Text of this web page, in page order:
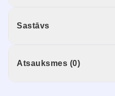
Sastāvs
Atsauksmes (0)